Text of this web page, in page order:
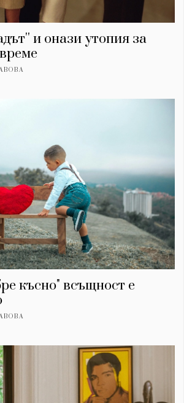
и онази утопия за
късно" всъщност е